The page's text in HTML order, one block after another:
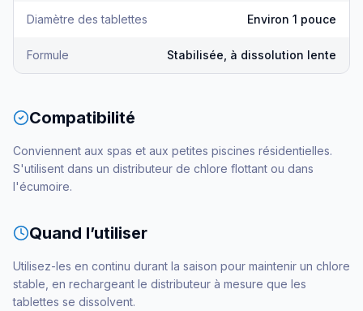
Diamètre des tablettes Environ 1 pouce
Formule Stabilisée, à dissolution lente
Compatibilité
Conviennent aux spas et aux petites piscines résidentielles.
S'utilisent dans un distributeur de chlore flottant ou dans
l'écumoire.
Quand l’utiliser
Utilisez-les en continu durant la saison pour maintenir un chlore
stable, en rechargeant le distributeur à mesure que les
tablettes se dissolvent.